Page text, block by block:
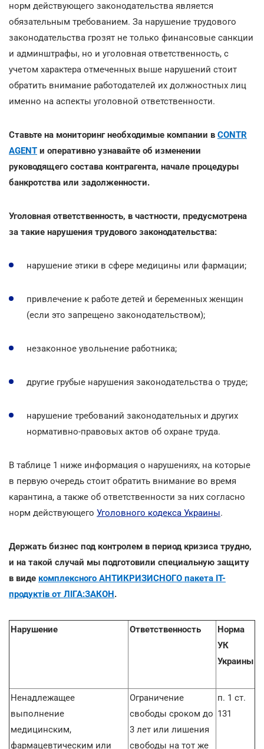
норм действующего законодательства является
обязательным требованием. За нарушение трудового
законодательства грозят не только финансовые санкции
и админштрафы, но и уголовная ответственность, с
учетом характера отмеченных выше нарушений стоит
обратить внимание работодателей их должностных лиц
именно на аспекты уголовной ответственности.
Ставьте на мониторинг необходимые компании в CONTR
AGENT и оперативно узнавайте об изменении
руководящего состава контрагента, начале процедуры
банкротства или задолженности.
Уголовная ответственность, в частности, предусмотрена
за такие нарушения трудового законодательства:
нарушение этики в сфере медицины или фармации;
привлечение к работе детей и беременных женщин
(если это запрещено законодательством);
незаконное увольнение работника;
другие грубые нарушения законодательства о труде;
нарушение требований законодательных и других
нормативно-правовых актов об охране труда.
В таблице 1 ниже информация о нарушениях, на которые
в первую очередь стоит обратить внимание во время
карантина, а также об ответственности за них согласно
норм действующего Уголовного кодекса Украины.
Держать бизнес под контролем в период кризиса трудно,
и на такой случай мы подготовили специальную защиту
в виде комплексного АНТИКРИЗИСНОГО пакета ІТ-
продуктів от ЛІГА:ЗАКОН.
Нарушение Ответственность
Норма
УК
Украины
Ненадлежащее
выполнение
медицинским,
фармацевтическим или
Ограничение
свободы сроком до
3 лет или лишения
свободы на тот же
п. 1 ст.
131